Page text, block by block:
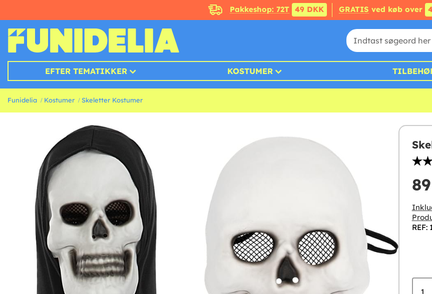
Pakkeshop: 72T 49 DKK GRATIS ved køb over
EFTER TEMATIKKER KOSTUMER
Funidelia Kostumer Skeletter Kostumer
REF: